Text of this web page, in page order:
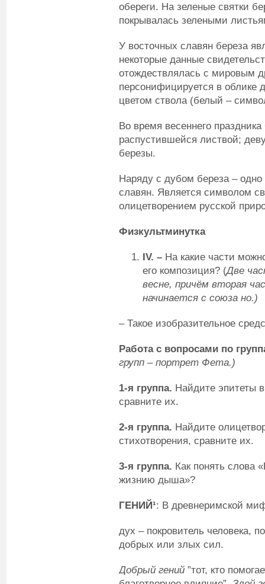
обереги. На зеленые святки
покрывалась зелеными
У восточных славян береза
некоторые данные
отождествлялась с мировым
персонифицируется в облике
цветом ствола (белый –
Во время весеннего
распустившейся листвой;
березы.
Наряду с дубом береза –
славян. Является символом
олицетворением русской
Физкультминутка
IV. – На какие части
его композиция? (Две
весне, причём вторая
начинается с союза но.)
– Такое изобразительное
Работа с вопросами по
групп – портрет Фета.)
1-я группа. Найдите эпитеты
сравните их.
2-я группа. Найдите
стихотворения, сравните их.
3-я группа. Как понять слова
жизнию дыша»?
ГЕНИЙ¹: В древнеримской
дух – покровитель человека,
добрых или злых сил.
Добрый гений ”тот, кто